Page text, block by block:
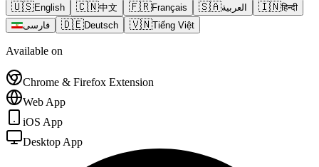
🇺🇸English 🇨🇳中文 🇫🇷Français 🇸🇦العربية 🇮🇳हिन्दी
فارسی
🇩🇪Deutsch 🇻🇳Tiếng Việt
Available on
Chrome & Firefox Extension
Web App
iOS App
Desktop App